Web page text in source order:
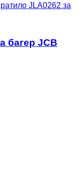
JLA0262 за
багер JCB